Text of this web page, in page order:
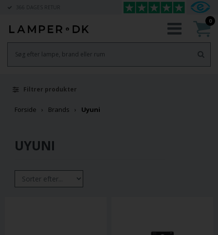
366 DAGES RETUR
0
Filtrer produkter
Forside Brands Uyuni
UYUNI